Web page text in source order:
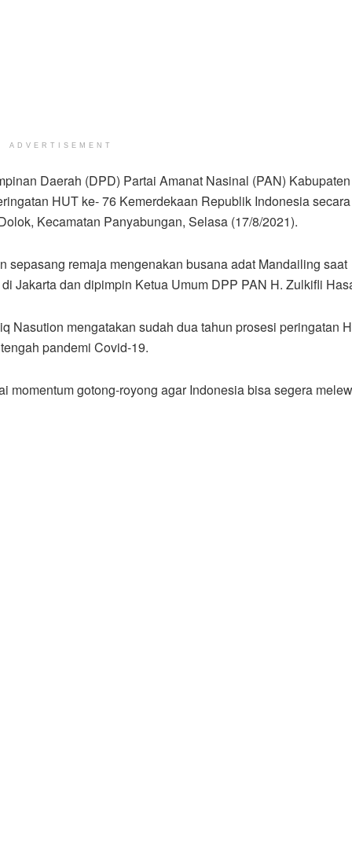
ADVERTISEMENT
Daerah (DPD) Partai Amanat Nasinal (PAN) Kabupaten
HUT ke- 76 Kemerdekaan Republik Indonesia
Kecamatan Panyabungan, Selasa (17/8/2021).
sepasang remaja mengenakan busana adat Mandailing saat
Jakarta dan dipimpin Ketua Umum DPP PAN H. Zulkifli
Nasution mengatakan sudah dua tahun prosesi peringatan
pandemi Covid-19.
momentum gotong-royong agar Indonesia bisa segera